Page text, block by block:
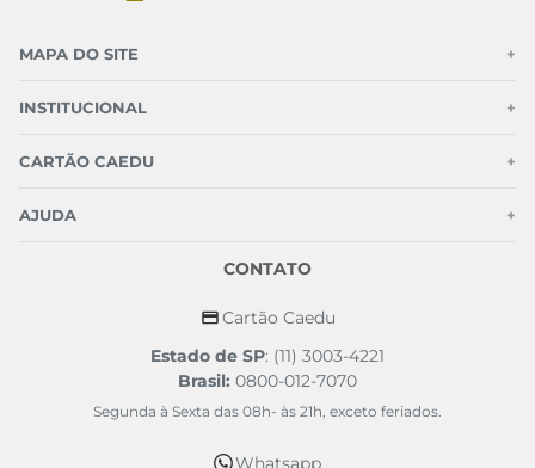
MAPA DO SITE +
INSTITUCIONAL +
CARTÃO CAEDU +
AJUDA +
CONTATO
Cartão Caedu
Estado de SP: (11) 3003-4221
Brasil: 0800-012-7070
Segunda à Sexta das 08h- às 21h, exceto feriados.
Whatsapp